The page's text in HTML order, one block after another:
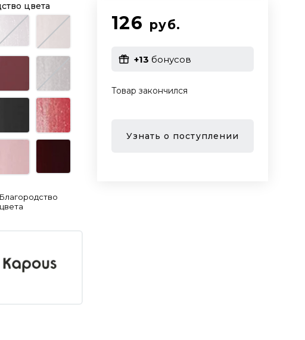
цвета
Благородство
цвета
126 руб.
+13 бонусов
Товар закончился
Узнать о поступлении